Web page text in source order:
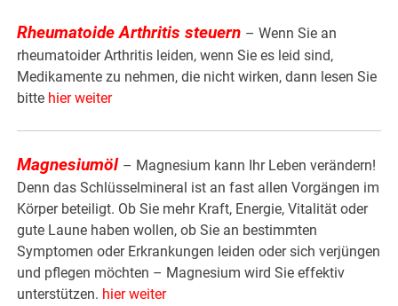
Rheumatoide Arthritis steuern – Wenn Sie an
rheumatoider Arthritis leiden, wenn Sie es leid sind,
Medikamente zu nehmen, die nicht wirken, dann lesen Sie
bitte hier weiter
Magnesiumöl – Magnesium kann Ihr Leben verändern!
Denn das Schlüsselmineral ist an fast allen Vorgängen im
Körper beteiligt. Ob Sie mehr Kraft, Energie, Vitalität oder
gute Laune haben wollen, ob Sie an bestimmten
Symptomen oder Erkrankungen leiden oder sich verjüngen
und pflegen möchten – Magnesium wird Sie effektiv
unterstützen. hier weiter